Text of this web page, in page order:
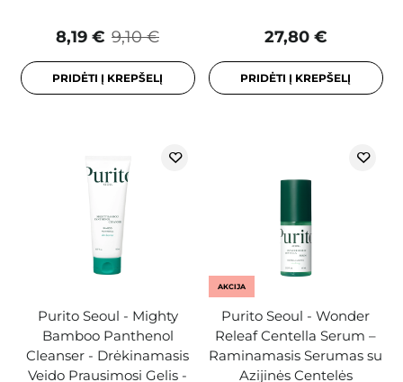
9,10 €
8,19 €
PRIDĖTI Į KREPŠELĮ
27,80 €
PRIDĖTI Į KREPŠELĮ
Purito Seoul - Mighty
Bamboo Panthenol
Cleanser - Drėkinamasis
Veido Prausimosi Gelis -
AKCIJA
Purito Seoul - Wonder
Releaf Centella Serum –
Raminamasis Serumas su
Azijinės Centelės